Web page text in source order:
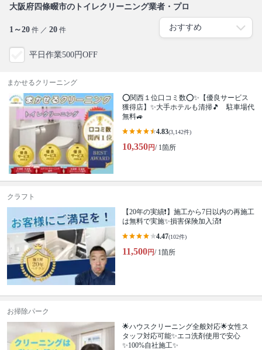
大阪府四條畷市のトイレクリーニング業者・プロ
1～20 件 ／ 20 件
平日作業500円OFF
まかせるクリーニング
⭕関西１位口コミ数⭕✨【優良サービス
獲得店】✨大手ホテルも清掃🎵 駐車場代
無料🚙
4.83(3,142件)
10,350円/ 1箇所
クラフト
【20年の実績❗️】施工から7日以内の再施工
は無料で実施✨損害保険加入済❗️
4.47(102件)
11,500円/ 1箇所
お掃除パーク
🌟ハウスクリーニング全般対応🌟女性ス
タッフ対応可能✨エコ洗剤使用で安心
✨100%自社施工✨